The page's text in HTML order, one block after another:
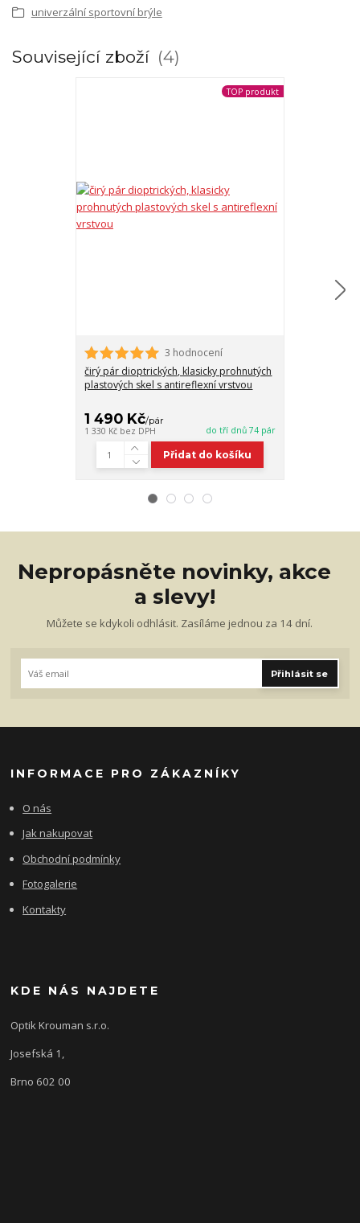
univerzální sportovní brýle
Související zboží 4
TOP produkt
3 hodnocení
čirý pár dioptrických, klasicky prohnutých
plastových skel s antireflexní vrstvou
1 490 Kč/pár
1 330 Kč bez DPH do tří dnů 74 pár
Přidat do košíku
Nepropásněte novinky, akce
a slevy!
Můžete se kdykoli odhlásit. Zasíláme jednou za 14 dní.
Přihlásit se
INFORMACE PRO ZÁKAZNÍKY
O nás
Jak nakupovat
Obchodní podmínky
Fotogalerie
Kontakty
KDE NÁS NAJDETE
Optik Krouman s.r.o.
Josefská 1,
Brno 602 00